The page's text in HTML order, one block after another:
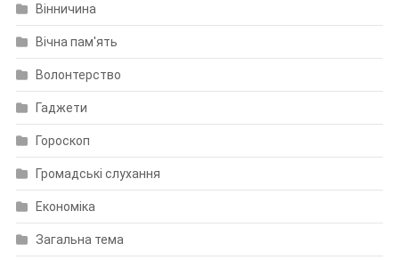
Вінничина
Вічна пам'ять
Волонтерство
Гаджети
Гороскоп
Громадські слухання
Економіка
Загальна тема